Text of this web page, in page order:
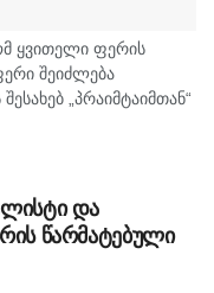
ყვითელი ფერის
შეიძლება
„პრაიმტაიმთან“
არაბული
იყოს...
და
წარმატებული